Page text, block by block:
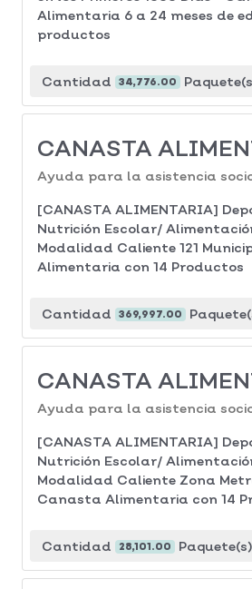
Alimentaria 6 a 24 meses de
productos
Cantidad 34,776.00
CANASTA
Ayuda para la asistencia
[CANASTA ALIMENTARIA]
Nutrición Escolar/
Modalidad Caliente 121
Alimentaria con 14 Productos
Cantidad 369,997.00
CANASTA
Ayuda para la asistencia
[CANASTA ALIMENTARIA]
Nutrición Escolar/
Modalidad Caliente Zona
Canasta Alimentaria con 14
Cantidad 28,101.00 Paquete(s)